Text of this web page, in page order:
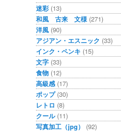
迷彩 (13)
和風 古来 文様 (271)
洋風 (90)
アジアン・エスニック (33)
インク・ペンキ (15)
文字 (33)
食物 (12)
高級感 (17)
ポップ(30)
レトロ (8)
クール(11)
写真加工（jpg）
(92)